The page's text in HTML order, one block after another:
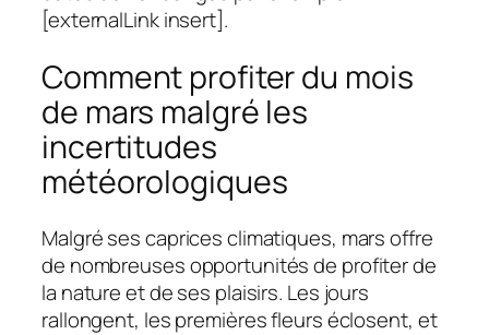
[externalLink insert].
Comment profiter du mois
de mars malgré les
incertitudes
météorologiques
Malgré ses caprices climatiques, mars offre
de nombreuses opportunités de profiter de
la nature et de ses plaisirs. Les jours
rallongent, les premières fleurs éclosent, et